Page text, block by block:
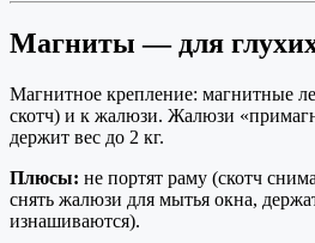
Магниты — для
Магнитное крепление: магнитные
скотч) и к жалюзи. Жалюзи
держит вес до 2 кг.
Плюсы: не портят раму (скотч
снять жалюзи для мытья окна,
изнашиваются).